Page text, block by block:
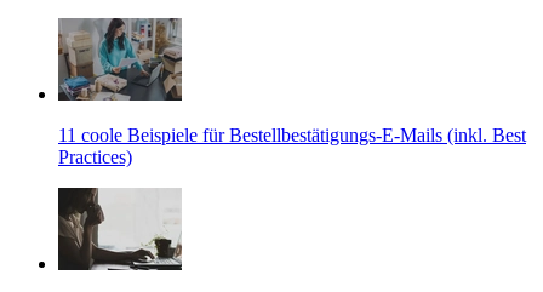
11 coole Beispiele für Bestellbestätigungs-E-Mails (inkl. Best
Practices)